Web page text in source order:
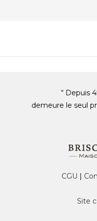
“ Depuis
demeure le seul
CGU |
Site